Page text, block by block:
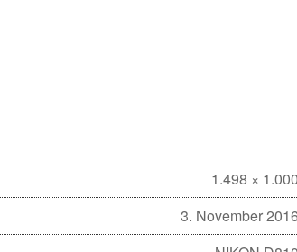
1.498 × 1.000
3. November